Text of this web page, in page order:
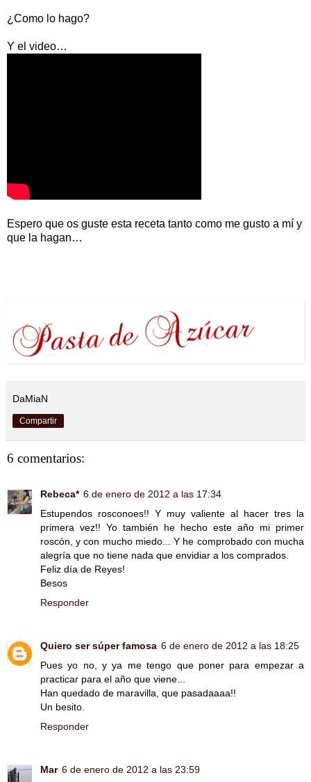
¿Como lo hago?
Y el video…
Espero que os guste esta receta tanto como me gusto a mí y
que la hagan…
DaMiaN
Compartir
6 comentarios:
Rebeca* 6 de enero de 2012 a las 17:34
Estupendos rosconoes!! Y muy valiente al hacer tres la
primera vez!! Yo también he hecho este año mi primer
roscón, y con mucho miedo... Y he comprobado con mucha
alegría que no tiene nada que envidiar a los comprados.
Feliz día de Reyes!
Besos
Responder
Quiero ser súper famosa 6 de enero de 2012 a las 18:25
Pues yo no, y ya me tengo que poner para empezar a
practicar para el año que viene...
Han quedado de maravilla, que pasadaaaa!!
Un besito.
Responder
Mar 6 de enero de 2012 a las 23:59